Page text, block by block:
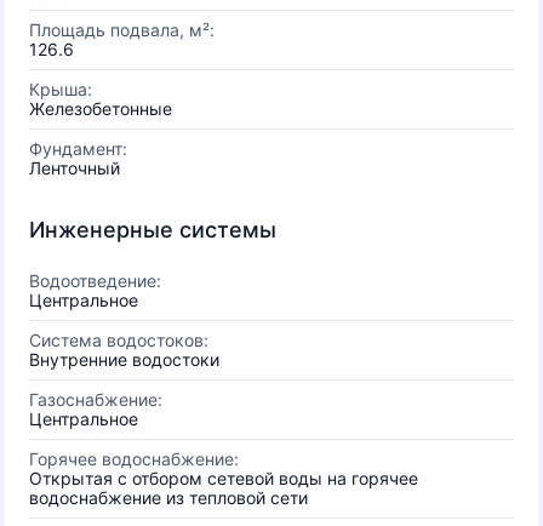
Площадь подвала, м²:
126.6
Крыша:
Железобетонные
Фундамент:
Ленточный
Инженерные системы
Водоотведение:
Центральное
Система водостоков:
Внутренние водостоки
Газоснабжение:
Центральное
Горячее водоснабжение:
Открытая с отбором сетевой воды на горячее
водоснабжение из тепловой сети